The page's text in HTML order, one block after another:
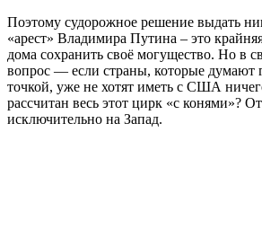
Поэтому судорожное решение выдать
«арест» Владимира Путина – это
дома сохранить своё могущество. Но в
вопрос — если страны, которые думают
точкой, уже не хотят иметь с США
рассчитан весь этот цирк «с конями»?
исключительно на Запад.